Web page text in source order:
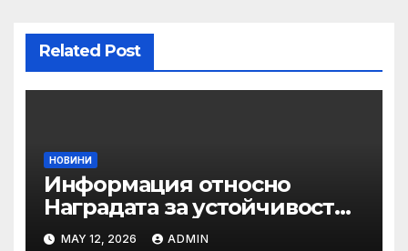
Related Post
НОВИНИ
Информация относно
Наградата за устойчивост
на ОАЕ „Зайед“
MAY 12, 2026 ADMIN